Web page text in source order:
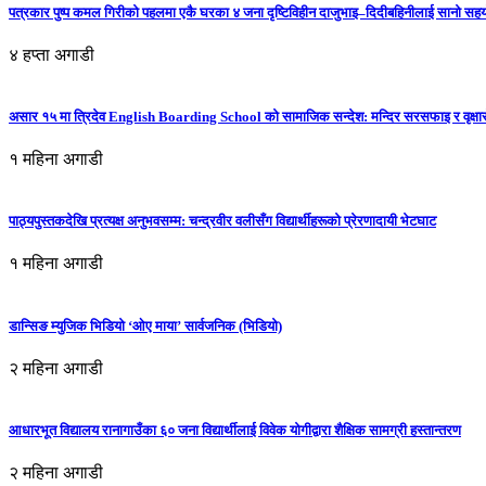
पत्रकार पुष्प कमल गिरीको पहलमा एकै घरका ४ जना दृष्टिविहीन दाजुभाइ–दिदीबहिनीलाई सानो
४ हप्ता अगाडी
असार १५ मा त्रिदेव English Boarding School को सामाजिक सन्देश: मन्दिर सरसफाइ र
१ महिना अगाडी
पाठ्यपुस्तकदेखि प्रत्यक्ष अनुभवसम्म: चन्द्रवीर वलीसँग विद्यार्थीहरूको प्रेरणादायी भेटघाट
१ महिना अगाडी
डान्सिङ म्युजिक भिडियो ‘ओए माया’ सार्वजनिक (भिडियो)
२ महिना अगाडी
आधारभूत विद्यालय रानागाउँका ६० जना विद्यार्थीलाई विवेक योगीद्वारा शैक्षिक सामग्री हस्तान्तरण
२ महिना अगाडी